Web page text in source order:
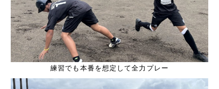
練習でも本番を想定して全力プレー